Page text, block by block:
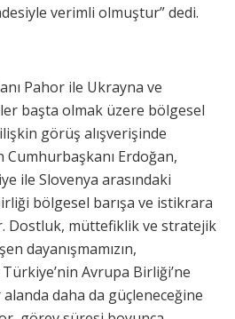
verimli olmuştur” dedi.
Pahor ile Ukrayna ve
başta olmak üzere bölgesel
görüş alışverişinde
Cumhurbaşkanı Erdoğan,
ile Slovenya arasındaki
bölgesel barışa ve istikrara
Dostluk, müttefiklik ve stratejik
dayanışmamızın,
Avrupa Birliği’ne
alanda daha da güçleneceğine